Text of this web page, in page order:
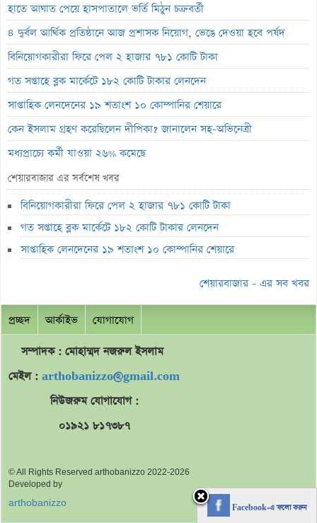
হাতে আঘাত পেয়ে হাসপাতালে ভর্তি মিঠুন চক্রবর্তী
৪ দুর্বল আর্থিক প্রতিষ্ঠানে আজ প্রশাসক নিয়োগ, ভেঙে দেওয়া হবে পর্ষদ
বিনিয়োগকারীরা ফিরে পেল ২ হাজার ৭৮১ কোটি টাকা
গত সপ্তাহে ব্লক মার্কেটে ১৮২ কোটি টাকার লেনদেন
সাপ্তাহিক লেনদেনের ১৯ শতাংশ ১০ কোম্পানির শেয়ারে
কেন ইসলাম গ্রহণ করেছিলেন দীপিকা? জানালেন সহ-অভিনেত্রী
মধ্যপ্রাচ্যে কর্মী যাওয়া ২৬% কমেছে
স্বর্ণ খাতকে আনুষ্ঠানিক শিল্পে আনতে নতুন নীতিমালা
এসআইবিএল থেকেও প্রশাসক প্রত্যাহার
৮০০ কোটি টাকার বন্ড জালিয়াতি তদন্তে সিআইডি
সাপ্তাহিক লুজারের শীর্ষে এস আলম কোল্ড রোল্ড স্টিল
লুজারের শীর্ষে সেনা ইন্স্যুরেন্স
লুজারের শীর্ষে সেনা ইন্স্যুরেন্স
গেইনারের শীর্ষে নিটল ইন্স্যুরেন্স
এসবিএসি ব্যাংকের পরিচালক ১.৮০ কোটি শেয়ার বেচবে
ভরিতে প্রায় ১০ হাজার টাকা বাড়ল স্বর্ণের দাম
শেয়ারবাজারে পতন
শেয়ারবাজার এর সর্বশেষ খবর
বিনিয়োগকারীরা ফিরে পেল ২ হাজার ৭৮১ কোটি টাকা
গত সপ্তাহে ব্লক মার্কেটে ১৮২ কোটি টাকার লেনদেন
সাপ্তাহিক লেনদেনের ১৯ শতাংশ ১০ কোম্পানির শেয়ারে
শেয়ারবাজার - এর সব খবর
প্রচ্ছদ আর্কাইভ যোগাযোগ
সম্পাদক : মোহাম্মদনজরুলইসলাম
মেইল : arthobanizzo@gmail.com
নিউজরুম যোগাযোগ :
০১৯২১ ৮১৭৩৮৭
© All Rights Reserved arthobanizzo 2022-2026
Developed by
arthobanizzo
Facebook-এ ফলো করুন